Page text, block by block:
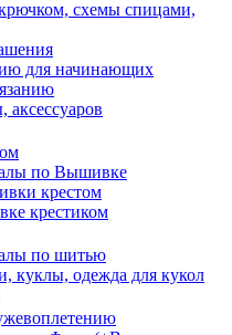
схемы спицами,
для начинающих
аксессуаров
по Вышивке
крестом
крестиком
по шитью
куклы, одежда для кукол